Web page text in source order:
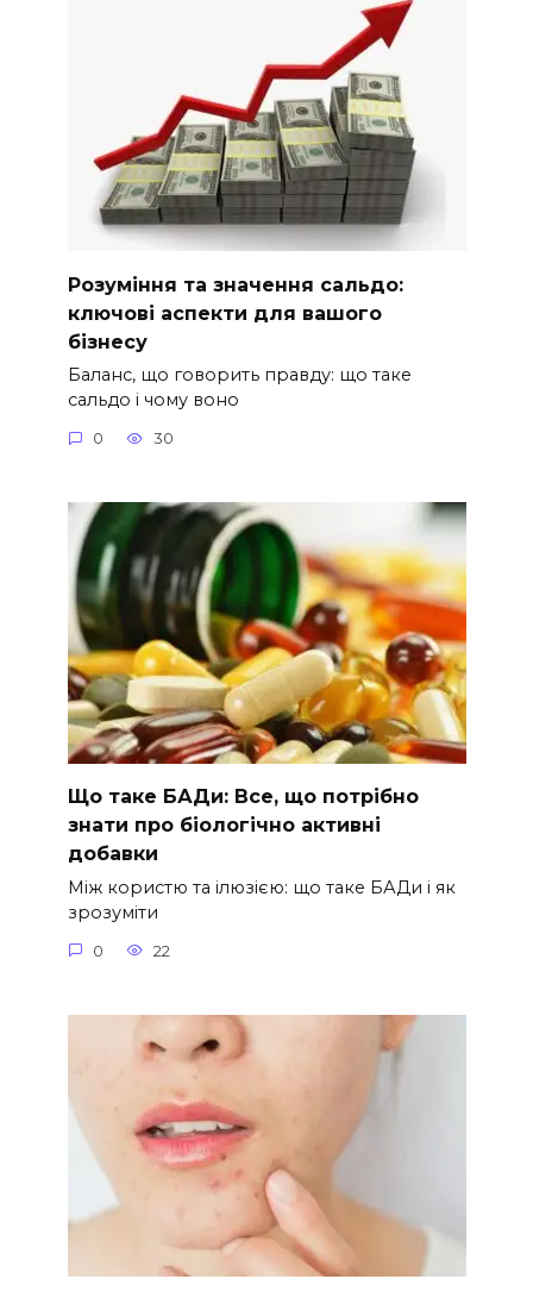
Розуміння та значення сальдо:
ключові аспекти для вашого
бізнесу
Баланс, що говорить правду: що таке
сальдо і чому воно
0 30
Що таке БАДи: Все, що потрібно
знати про біологічно активні
добавки
Між користю та ілюзією: що таке БАДи і як
зрозуміти
0 22